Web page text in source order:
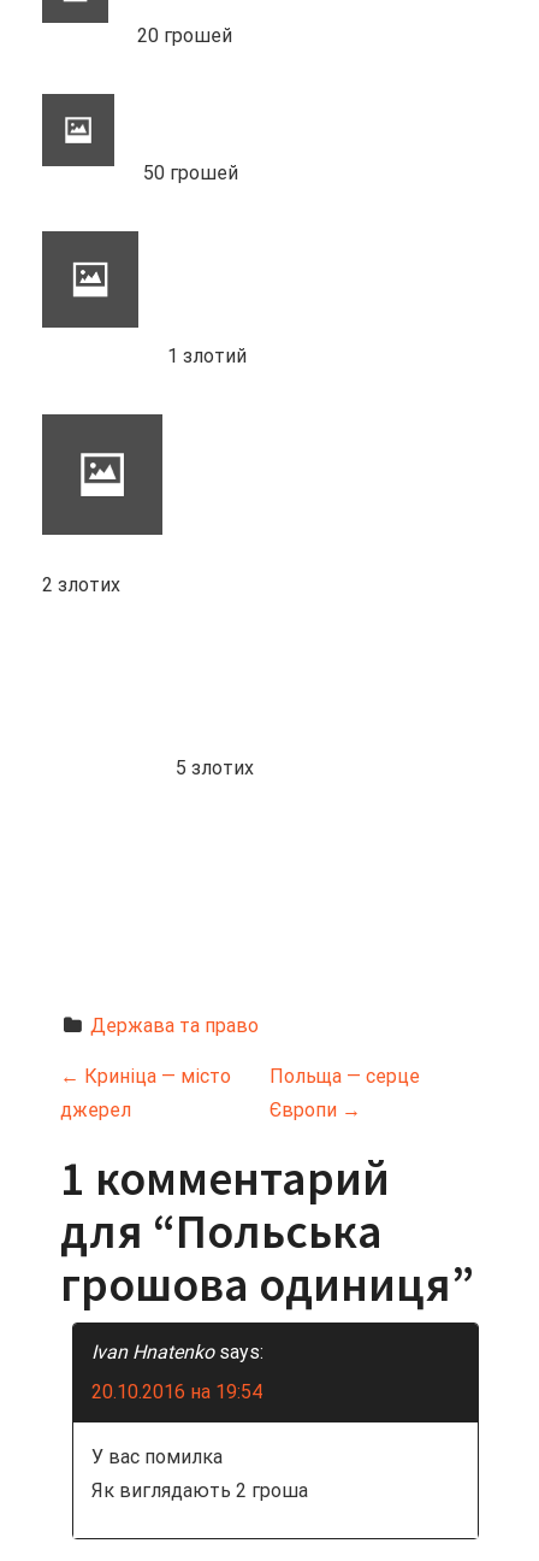
20 грошей
50 грошей
1 злотий
2 злотих
5 злотих
Держава та право
Н
а
в
и
г
← Криніца — місто
джерел
Польща — серце
Європи →
1 комментарий
для “Польська
грошова одиниця”
Ivan Hnatenko says:
20.10.2016 на 19:54
У вас помилка
Як виглядають 2 гроша